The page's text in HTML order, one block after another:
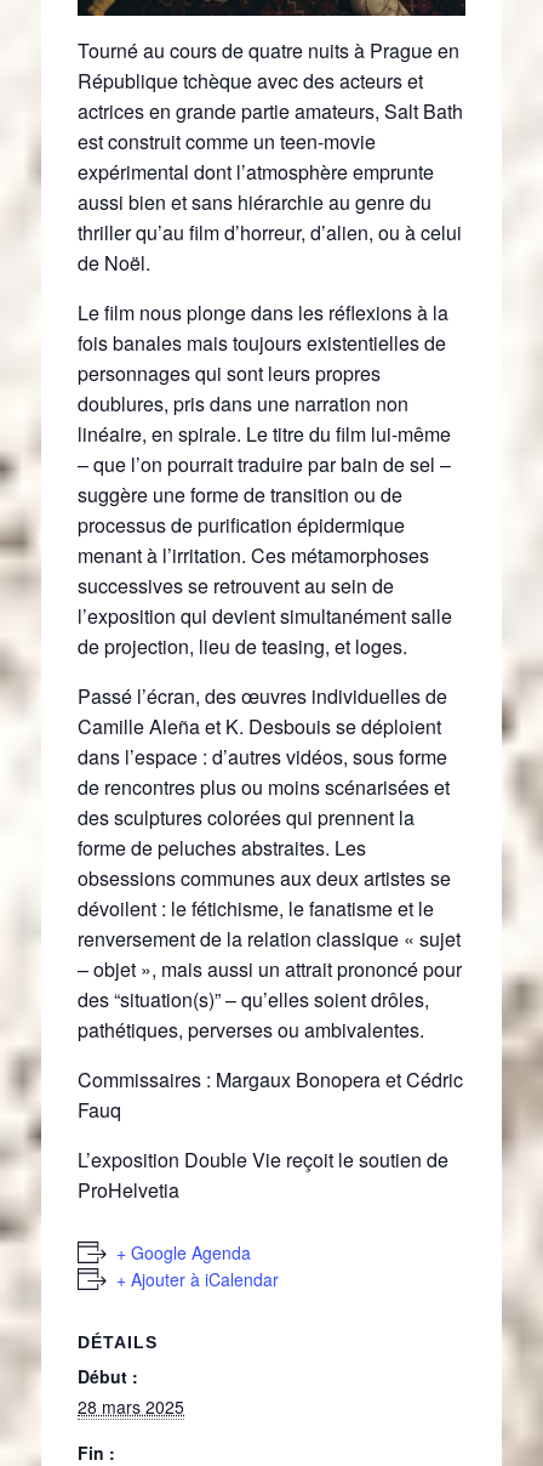
Tourné au cours de quatre nuits à Prague en
République tchèque avec des acteurs et
actrices en grande partie amateurs, Salt Bath
est construit comme un teen-movie
expérimental dont l’atmosphère emprunte
aussi bien et sans hiérarchie au genre du
thriller qu’au film d’horreur, d’alien, ou à celui
de Noël.
Le film nous plonge dans les réflexions à la
fois banales mais toujours existentielles de
personnages qui sont leurs propres
doublures, pris dans une narration non
linéaire, en spirale. Le titre du film lui-même
– que l’on pourrait traduire par bain de sel –
suggère une forme de transition ou de
processus de purification épidermique
menant à l’irritation. Ces métamorphoses
successives se retrouvent au sein de
l’exposition qui devient simultanément salle
de projection, lieu de teasing, et loges.
Passé l’écran, des œuvres individuelles de
Camille Aleña et K. Desbouis se déploient
dans l’espace : d’autres vidéos, sous forme
de rencontres plus ou moins scénarisées et
des sculptures colorées qui prennent la
forme de peluches abstraites. Les
obsessions communes aux deux artistes se
dévoilent : le fétichisme, le fanatisme et le
renversement de la relation classique « sujet
– objet », mais aussi un attrait prononcé pour
des “situation(s)” – qu’elles soient drôles,
pathétiques, perverses ou ambivalentes.
Commissaires : Margaux Bonopera et Cédric
Fauq
L’exposition Double Vie reçoit le soutien de
ProHelvetia
+ Google Agenda
+ Ajouter à iCalendar
DÉTAILS
Début :
28 mars 2025
Fin :